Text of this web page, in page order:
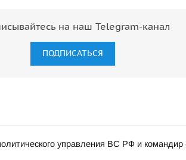
на наш Telegram-канал
ПОДПИСАТЬСЯ
управления ВС РФ и